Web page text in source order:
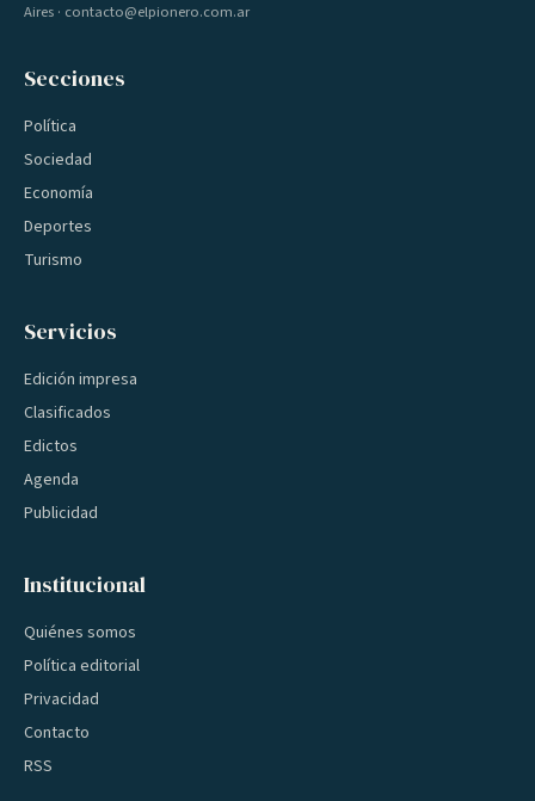
Aires · contacto@elpionero.com.ar
Secciones
Política
Sociedad
Economía
Deportes
Turismo
Servicios
Edición impresa
Clasificados
Edictos
Agenda
Publicidad
Institucional
Quiénes somos
Política editorial
Privacidad
Contacto
RSS